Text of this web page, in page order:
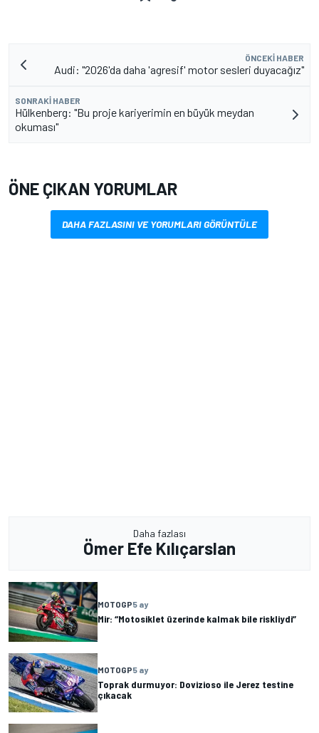
ÖNCEKI HABER
Audi: "2026'da daha 'agresif' motor sesleri duyacağız"
SONRAKI HABER
Hülkenberg: "Bu proje kariyerimin en büyük meydan
okuması"
ÖNE ÇIKAN YORUMLAR
DAHA FAZLASINI VE YORUMLARI GÖRÜNTÜLE
Daha fazlası
Ömer Efe Kılıçarslan
MOTOGP5 ay
Mir: “Motosiklet üzerinde kalmak bile riskliydi”
MOTOGP5 ay
Toprak durmuyor: Dovizioso ile Jerez testine
çıkacak